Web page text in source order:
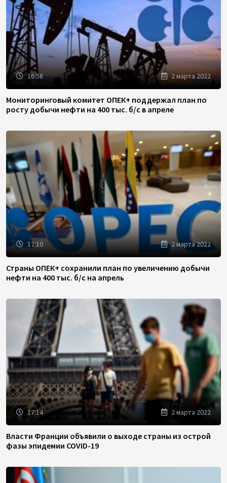
16:58 2 марта 2022
Мониторинговый комитет ОПЕК+ поддержал план по
росту добычи нефти на 400 тыс. б/с в апреле
17:10 2 марта 2022
Страны ОПЕК+ сохранили план по увеличению добычи
нефти на 400 тыс. б/с на апрель
17:14 2 марта 2022
Власти Франции объявили о выходе страны из острой
фазы эпидемии COVID-19